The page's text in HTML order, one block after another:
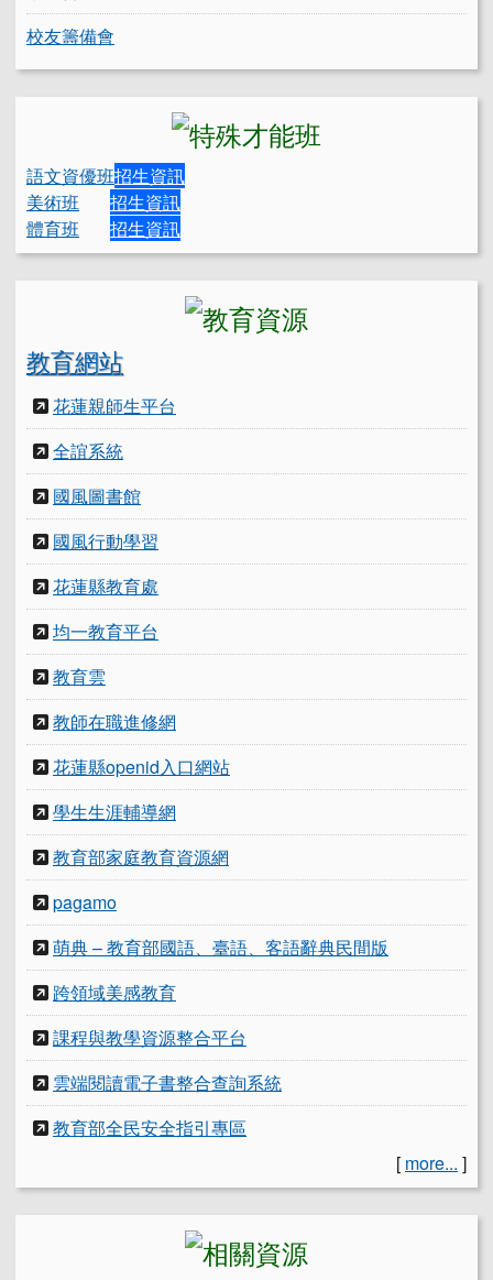
校友籌備會
語文資優班招生資訊
美術班
招生資訊
體育班
招生資訊
教育網站
花蓮親師生平台
全誼系統
國風圖書館
國風行動學習
花蓮縣教育處
均一教育平台
教育雲
教師在職進修網
花蓮縣openid入口網站
學生生涯輔導網
教育部家庭教育資源網
pagamo
萌典 – 教育部國語、臺語、客語辭典民間版
跨領域美感教育
課程與教學資源整合平台
雲端閱讀電子書整合查詢系統
教育部全民安全指引專區
[ more... ]